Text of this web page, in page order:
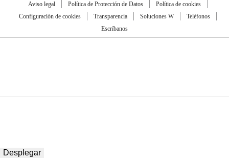
Aviso legal Política de Protección de Datos
Política de cookies
Configuración de cookies
Transparencia Soluciones W
Teléfonos
Escríbanos
Desplegar